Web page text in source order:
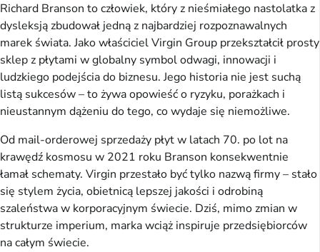
Richard Branson to człowiek, który z nieśmiałego nastolatka z
dysleksją zbudował jedną z najbardziej rozpoznawalnych
marek świata. Jako właściciel Virgin Group przekształcił prosty
sklep z płytami w globalny symbol odwagi, innowacji i
ludzkiego podejścia do biznesu. Jego historia nie jest suchą
listą sukcesów – to żywa opowieść o ryzyku, porażkach i
nieustannym dążeniu do tego, co wydaje się niemożliwe.
Od mail-orderowej sprzedaży płyt w latach 70. po lot na
krawędź kosmosu w 2021 roku Branson konsekwentnie
łamał schematy. Virgin przestało być tylko nazwą firmy – stało
się stylem życia, obietnicą lepszej jakości i odrobiną
szaleństwa w korporacyjnym świecie. Dziś, mimo zmian w
strukturze imperium, marka wciąż inspiruje przedsiębiorców
na całym świecie.